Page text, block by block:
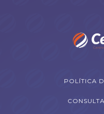
POLÍTICA